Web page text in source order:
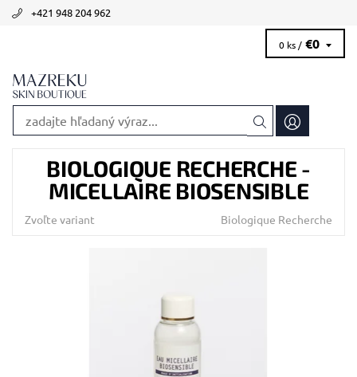
+421 948 204 962
0 ks / €0
BIOLOGIQUE RECHERCHE -
MICELLAIRE BIOSENSIBLE
Zvoľte variant Biologique Recherche